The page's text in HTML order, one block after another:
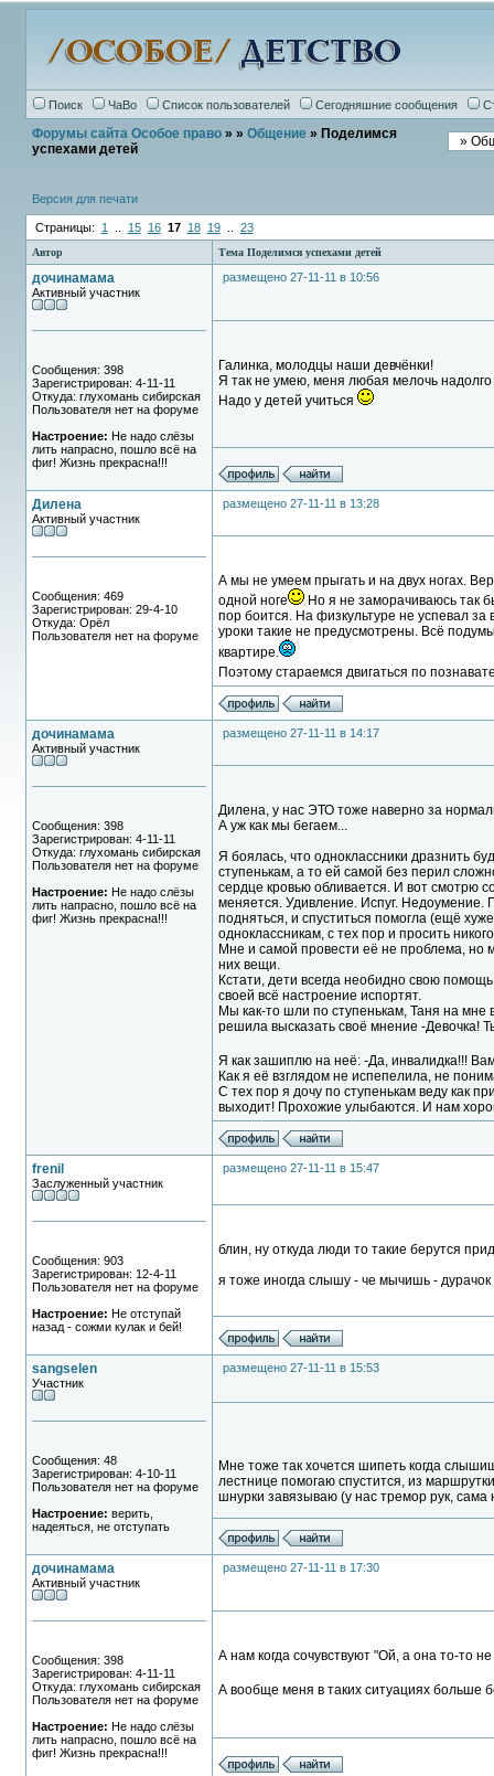
Поиск ЧаВо Список пользователей Сегодняшние сообщения
Форумы сайта Особое право» » Общение» Поделимся
успехами детей
Версия для печати
Страницы: 1 15 16 17 18 19.. 23
Автор Тема Поделимся успехами детей
дочинамама
Активный участник
Сообщения: 398
Зарегистрирован: 4-11-11
Откуда: глухомань сибирская
Пользователя нет на форуме
Настроение: Не надо слёзы
лить напрасно, пошло всё на
фиг! Жизнь прекрасна!!!
размещено 27-11-11 в 10:56
Галинка, молодцы наши девчёнки!
Я так не умею, меня любая мелочь надолго
Надо у детей учиться
Дилена
Активный участник
Сообщения: 469
Зарегистрирован: 29-4-10
Откуда: Орёл
Пользователя нет на форуме
размещено 27-11-11 в 13:28
А мы не умеем прыгать и на двух ногах.
одной ноге
Но я не заморачиваюсь так
пор боится. На физкультуре не успевал
уроки такие не предусмотрены. Всё
квартире.
Поэтому стараемся двигаться по
дочинамама
Активный участник
Сообщения: 398
Зарегистрирован: 4-11-11
Откуда: глухомань сибирская
Пользователя нет на форуме
Настроение: Не надо слёзы
лить напрасно, пошло всё на
фиг! Жизнь прекрасна!!!
размещено 27-11-11 в 14:17
Дилена, у нас ЭТО тоже наверно за
А уж как мы бегаем...
Я боялась, что одноклассники дразнить
ступенькам, а то ей самой без перил
сердце кровью обливается. И вот смотрю
меняется. Удивление. Испуг. Недоумение.
подняться, и спуститься помогла (ещё
одноклассникам, с тех пор и просить
Мне и самой провести её не проблема, но
них вещи.
Кстати, дети всегда необидно свою
своей всё настроение испортят.
Мы как-то шли по ступенькам, Таня на мне
решила высказать своё мнение -Девочка!
Я как зашиплю на неё: -Да, инвалидка!!!
Как я её взглядом не испепелила, не
С тех пор я дочу по ступенькам веду как
выходит! Прохожие улыбаются. И нам
frenil
Заслуженный участник
Сообщения: 903
Зарегистрирован: 12-4-11
Пользователя нет на форуме
Настроение: Не отступай
назад - сожми кулак и бей!
размещено 27-11-11 в 15:47
блин, ну откуда люди то такие берутся
я тоже иногда слышу - че мычишь - дурачок
sangselen
Участник
Сообщения: 48
Зарегистрирован: 4-10-11
Пользователя нет на форуме
Настроение: верить,
надеяться, не отступать
размещено 27-11-11 в 15:53
Мне тоже так хочется шипеть когда
лестнице помогаю спустится, из
шнурки завязываю (у нас тремор рук, сама
дочинамама
Активный участник
Сообщения: 398
Зарегистрирован: 4-11-11
Откуда: глухомань сибирская
Пользователя нет на форуме
Настроение: Не надо слёзы
лить напрасно, пошло всё на
фиг! Жизнь прекрасна!!!
размещено 27-11-11 в 17:30
А нам когда сочувствуют "Ой, а она то-то
А вообще меня в таких ситуациях больше